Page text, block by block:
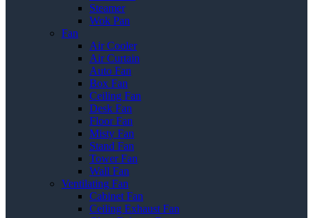
Steamer
Wok Pan
Fan
Air Cooler
Air Curtain
Auto Fan
Box Fan
Ceiling Fan
Desk Fan
Floor Fan
Misty Fan
Stand Fan
Tower Fan
Wall Fan
Ventilating Fan
Cabinet Fan
Ceiling Exhaust Fan